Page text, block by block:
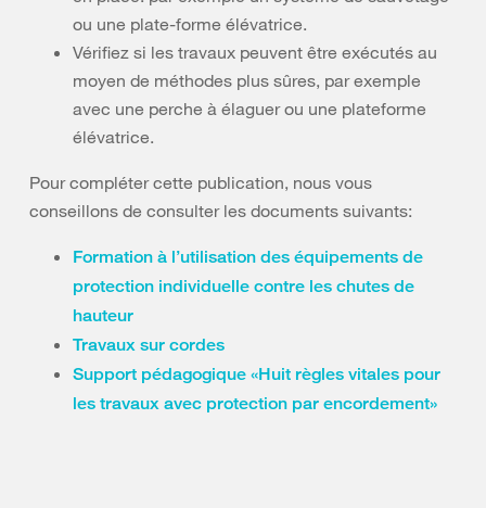
ou une plate-forme élévatrice.
Vérifiez si les travaux peuvent être exécutés au
moyen de méthodes plus sûres, par exemple
avec une perche à élaguer ou une plateforme
élévatrice.
Pour compléter cette publication, nous vous
conseillons de consulter les documents suivants:
Formation à l’utilisation des équipements de
protection individuelle contre les chutes de
hauteur
Travaux sur cordes
Support pédagogique «Huit règles vitales pour
les travaux avec protection par encordement»